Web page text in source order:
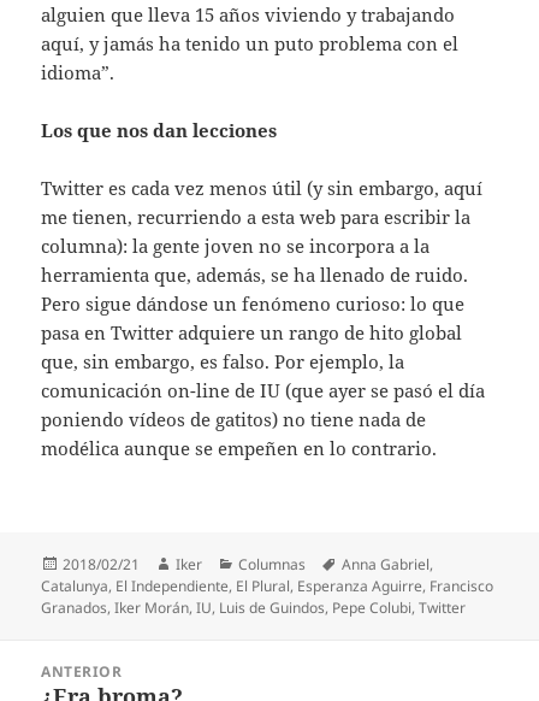
alguien que lleva 15 años viviendo y trabajando
aquí, y jamás ha tenido un puto problema con el
idioma”.
Los que nos dan lecciones
Twitter es cada vez menos útil (y sin embargo, aquí
me tienen, recurriendo a esta web para escribir la
columna): la gente joven no se incorpora a la
herramienta que, además, se ha llenado de ruido.
Pero sigue dándose un fenómeno curioso: lo que
pasa en Twitter adquiere un rango de hito global
que, sin embargo, es falso. Por ejemplo, la
comunicación on-line de IU (que ayer se pasó el día
poniendo vídeos de gatitos) no tiene nada de
modélica aunque se empeñen en lo contrario.
Publicado
el
2018/02/21 Autor
Iker Categorías
Columnas Etiquetas
Anna Gabriel,
Catalunya, El Independiente, El Plural, Esperanza Aguirre, Francisco
Granados,Iker Morán,IU, Luis de Guindos, Pepe Colubi,Twitter
ANTERIOR